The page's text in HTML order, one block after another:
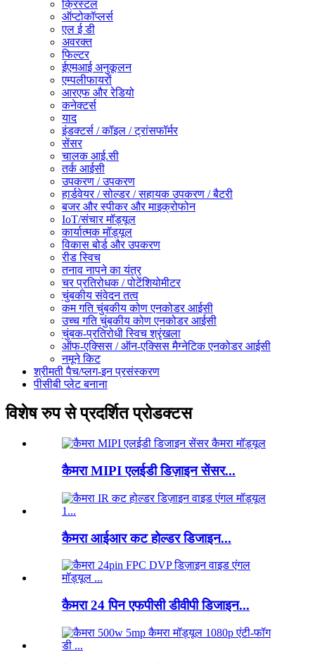
क्रिस्टल
ऑप्टोकॉप्लर्स
एल ई डी
अवरक्त
फिल्टर
ईएमआई अनुकूलन
एम्पलीफायरों
आरएफ और रेडियो
कनेक्टर्स
याद
इंडक्टर्स / कॉइल / ट्रांसफॉर्मर
सेंसर
चालक आई.सी
तर्क आईसी
उपकरण / उपकरण
हार्डवेयर / सोल्डर / सहायक उपकरण / बैटरी
बजर और स्पीकर और माइक्रोफोन
IoT/संचार मॉड्यूल
कार्यात्मक मॉड्यूल
विकास बोर्ड और उपकरण
रीड स्विच
तनाव नापने का यंत्र
चर प्रतिरोधक / पोटेंशियोमीटर
चुंबकीय संवेदन तत्व
कम गति चुंबकीय कोण एनकोडर आईसी
उच्च गति चुंबकीय कोण एनकोडर आईसी
चुंबक-प्रतिरोधी स्विच श्रृंखला
ऑफ-एक्सिस / ऑन-एक्सिस मैग्नेटिक एनकोडर आईसी
नमूने किट
श्रीमती पैच/प्लग-इन प्रसंस्करण
पीसीबी प्लेट बनाना
विशेष रुप से प्रदर्शित प्रोडक्टस
कैमरा MIPI एलईडी डिज़ाइन सेंसर...
कैमरा आईआर कट होल्डर डिजाइन...
कैमरा 24 पिन एफपीसी डीवीपी डिजाइन...